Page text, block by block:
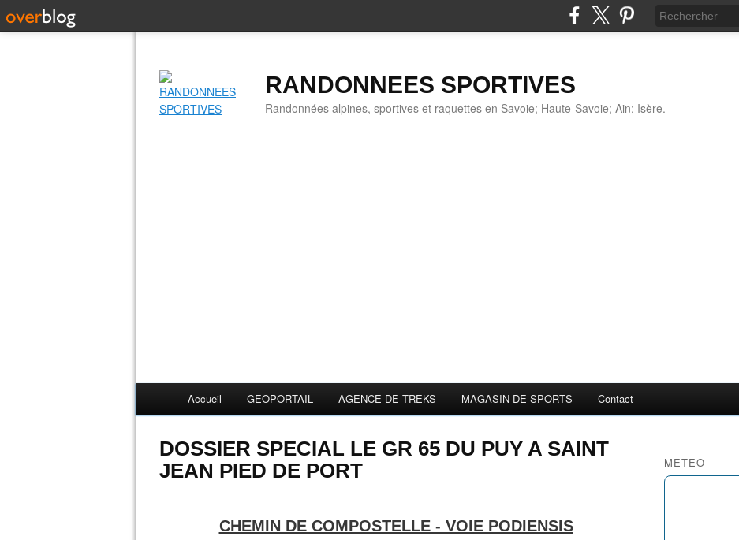
RANDONNEES SPORTIVES
Randonnées alpines, sportives et raquettes en Savoie; Haute-Savoie; Ain; Isère.
Accueil GEOPORTAIL AGENCE DE TREKS MAGASIN DE SPORTS Contact
DOSSIER SPECIAL LE GR 65 DU PUY A SAINT
JEAN PIED DE PORT
CHEMIN DE COMPOSTELLE - VOIE PODIENSIS
METEO